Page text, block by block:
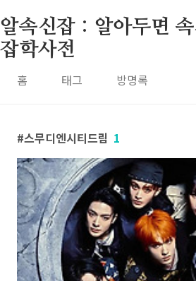
알속신잡 : 알아두면
잡학사전
홈 태그 방명록
스무디엔시티드림 1